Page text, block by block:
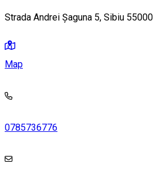
Strada Andrei Șaguna 5, Sibiu
Map
0785736776